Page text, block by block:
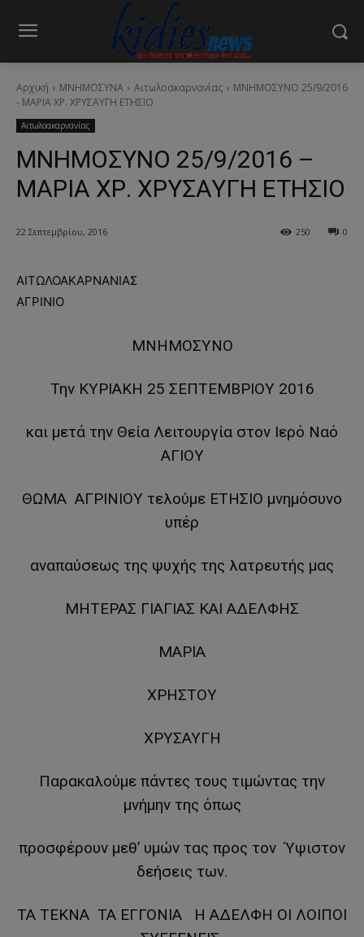
Αρχική ΜΝΗΜΟΣΥΝΑ Αιτωλοακαρνανίας
ΜΝΗΜΟΣΥΝΟ 25/9/2016
- ΜΑΡΙΑ ΧΡ. ΧΡΥΣΑΥΓΗ ΕΤΗΣΙΟ
Αιτωλοακαρνανίας
ΜΝΗΜΟΣΥΝΟ 25/9/2016 –
ΜΑΡΙΑ ΧΡ. ΧΡΥΣΑΥΓΗ ΕΤΗΣΙΟ
22 Σεπτεμβρίου, 2016 0
250
ΑΙΤΩΛΟΑΚΑΡΝΑΝΙΑΣ
ΑΓΡΙΝΙΟ
ΜΝΗΜΟΣΥΝΟ
Την ΚΥΡΙΑΚΗ 25 ΣΕΠΤΕΜΒΡΙΟΥ 2016
και μετά την Θεία Λειτουργία στον Ιερό Ναό
ΑΓΙΟΥ
ΘΩΜΑ ΑΓΡΙΝΙΟΥ τελούμε ΕΤΗΣΙΟ μνημόσυνο
υπέρ
αναπαύσεως της ψυχής της λατρευτής μας
ΜΗΤΕΡΑΣ ΓΙΑΓΙΑΣ ΚΑΙ ΑΔΕΛΦΗΣ
ΜΑΡΙΑ
ΧΡΗΣΤΟΥ
ΧΡΥΣΑΥΓΗ
Παρακαλούμε πάντες τους τιμώντας την
μνήμην της όπως
προσφέρουν μεθ’ υμών τας προς τον Ύψιστον
δεήσεις των.
ΤΑ ΤΕΚΝΑ ΤΑ ΕΓΓΟΝΙΑ Η ΑΔΕΛΦΗ ΟΙ ΛΟΙΠΟΙ